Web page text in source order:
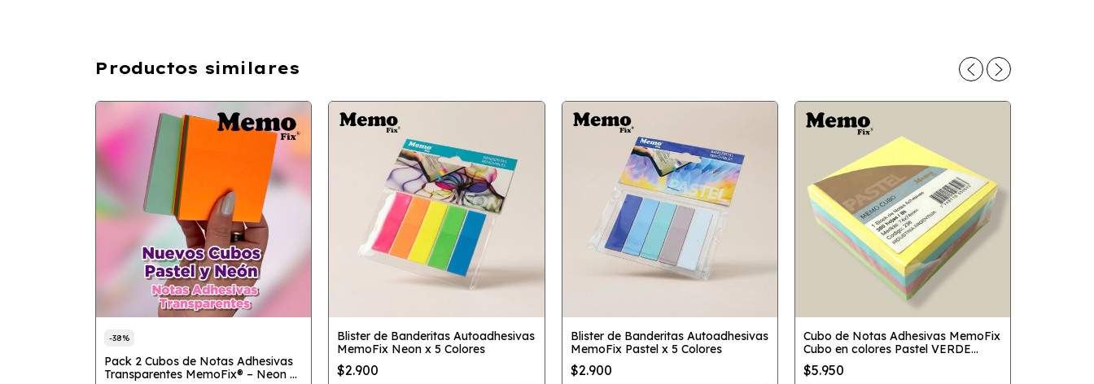
Productos similares
-38%
Pack 2 Cubos de Notas Adhesivas
Transparentes MemoFix® – Neon +
Blister de Banderitas Autoadhesivas
MemoFix Neon x 5 Colores
$2.900
Blister de Banderitas Autoadhesivas
MemoFix Pastel x 5 Colores
$2.900
Cubo de Notas Adhesivas MemoFix
Cubo en colores Pastel VERDE
74x74mm x300 hojas
$5.950